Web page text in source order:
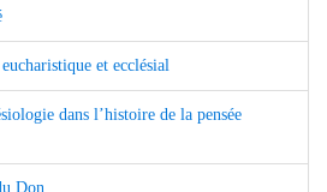
et ecclésial
dans l’histoire de la pensée
Don